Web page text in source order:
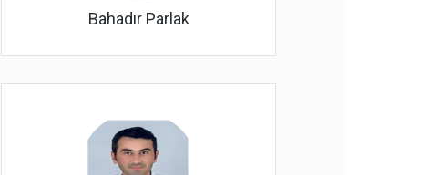
Bahadır Parlak